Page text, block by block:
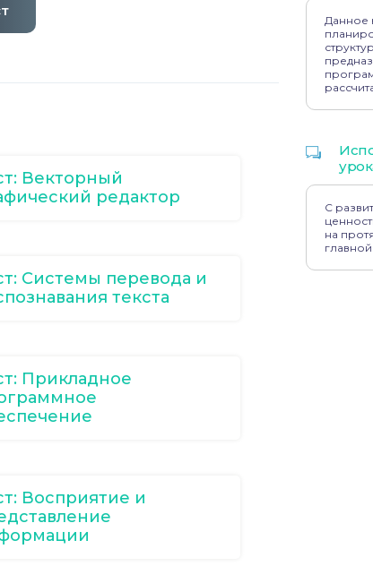
Векторный
редактор
Системы перевода и
текста
Прикладное
Восприятие и
Данное
С
на
главной